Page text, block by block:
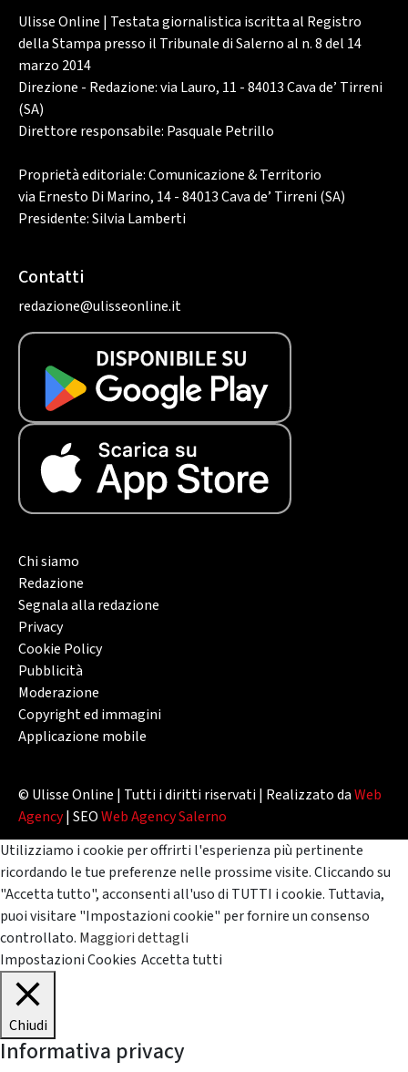
Ulisse Online | Testata giornalistica iscritta al Registro
della Stampa presso il Tribunale di Salerno al n. 8 del 14
marzo 2014
Direzione - Redazione: via Lauro, 11 - 84013 Cava de’ Tirreni
(SA)
Direttore responsabile: Pasquale Petrillo
Proprietà editoriale: Comunicazione & Territorio
via Ernesto Di Marino, 14 - 84013 Cava de’ Tirreni (SA)
Presidente: Silvia Lamberti
Contatti
redazione@ulisseonline.it
Chi siamo
Redazione
Segnala alla redazione
Privacy
Cookie Policy
Pubblicità
Moderazione
Copyright ed immagini
Applicazione mobile
© Ulisse Online | Tutti i diritti riservati | Realizzato daWeb
Agency| SEOWeb Agency Salerno
Utilizziamo i cookie per offrirti l'esperienza più pertinente
ricordando le tue preferenze nelle prossime visite. Cliccando su
"Accetta tutto", acconsenti all'uso di TUTTI i cookie. Tuttavia,
puoi visitare "Impostazioni cookie" per fornire un consenso
controllato. Maggiori dettagli
Impostazioni Cookies Accetta tutti
Chiudi
Informativa privacy